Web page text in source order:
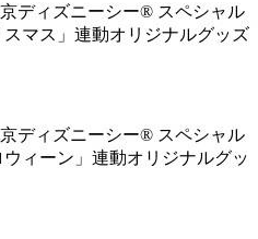
ディズニーシー® スペシャル
マス」連動オリジナルグッズ
ディズニーシー® スペシャル
ィーン」連動オリジナルグッ